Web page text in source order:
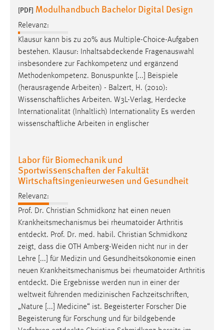
[PDF] Modulhandbuch Bachelor Digital Design
Relevanz:
Klausur kann bis zu 20% aus Multiple-Choice-Aufgaben
bestehen. Klausur:
Inhaltsabdeckende Fragenauswahl
insbesondere zur Fachkompetenz und ergänzend
Methodenkompetenz. Bonuspunkte [...] Beispiele
(herausragende Arbeiten) - Balzert, H. (2010):
Wissenschaftliches Arbeiten. W3L-Verlag, Herdecke
Internationalität (Inhaltlich) Internationality Es werden
wissenschaftliche Arbeiten in englischer
Labor für Biomechanik und
Sportwissenschaften der Fakultät
Wirtschaftsingenieurwesen und Gesundheit
Relevanz:
Prof. Dr. Christian Schmidkonz hat einen neuen
Krankheitsmechanismus bei rheumatoider Arthritis
entdeckt. Prof. Dr. med. habil. Christian Schmidkonz
zeigt, dass die OTH Amberg-Weiden nicht nur in der
Lehre [...] für Medizin und Gesundheitsökonomie einen
neuen Krankheitsmechanismus bei rheumatoider Arthritis
entdeckt. Die Ergebnisse werden nun in einer der
weltweit führenden medizinischen Fachzeitschriften,
„Nature [...] Medicine“ ist. Begeisterter Forscher Die
Begeisterung für Forschung und für bildgebende